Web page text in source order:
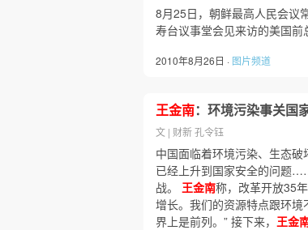
8月25日，朝鲜最高人民会议
寿台议事堂会见来访的美国
2010年8月26日 · 图片频道
王金南：环境污染事关国
文 | 财新 孔令钰
中国面临着环境污染、生态破
已经上升到国家安全的问题
战。 王金南称，改革开放35
增长。我们的资源特点跟环
界上是前列。” 接下来， 王金